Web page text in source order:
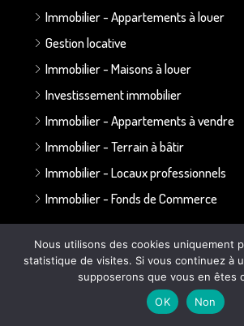
Immobilier - Appartements à louer
Gestion locative
Immobilier - Maisons à louer
Investissement immobilier
Immobilier - Appartements à vendre
Immobilier - Terrain à bâtir
Immobilier - Locaux professionnels
Immobilier - Fonds de Commerce
Annonces par secteur :
Secteur Bapaume - Albert
Nous utilisons des cookies uniquement
statistique de visites. Si vous continuez à
supposerons que vous en êtes
OK
Non